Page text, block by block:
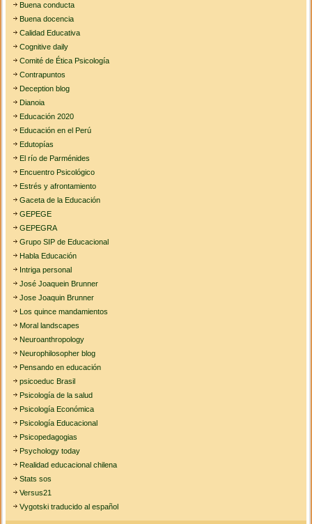
Buena conducta
Buena docencia
Calidad Educativa
Cognitive daily
Comité de Ética Psicología
Contrapuntos
Deception blog
Dianoia
Educación 2020
Educación en el Perú
Edutopías
El río de Parménides
Encuentro Psicológico
Estrés y afrontamiento
Gaceta de la Educación
GEPEGE
GEPEGRA
Grupo SIP de Educacional
Habla Educación
Intriga personal
José Joaquein Brunner
Jose Joaquin Brunner
Los quince mandamientos
Moral landscapes
Neuroanthropology
Neurophilosopher blog
Pensando en educación
psicoeduc Brasil
Psicología de la salud
Psicología Económica
Psicología Educacional
Psicopedagogias
Psychology today
Realidad educacional chilena
Stats sos
Versus21
Vygotski traducido al español